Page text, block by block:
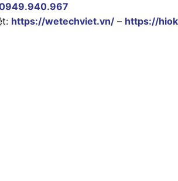
https://wetechviet.vn/ – https://